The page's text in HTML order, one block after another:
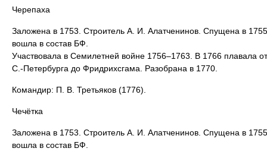
Черепаха
Заложена в 1753. Строитель А. И. Алатченинов. Спущена в
вошла в состав БФ.
Участвовала в Семилетней войне 1756–1763. В 1766 плавала от
С.-Петербурга до Фридрихсгама. Разобрана в 1770.
Командир: П. В. Третьяков (1776).
Чечётка
Заложена в 1753. Строитель А. И. Алатченинов. Спущена в
вошла в состав БФ.